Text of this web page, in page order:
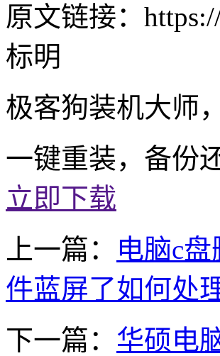
原文链接：
标明
极客狗装机大师
一键重装，备份
立即下载
上一篇：
电脑c
件蓝屏了如何处
下一篇： 华硕电